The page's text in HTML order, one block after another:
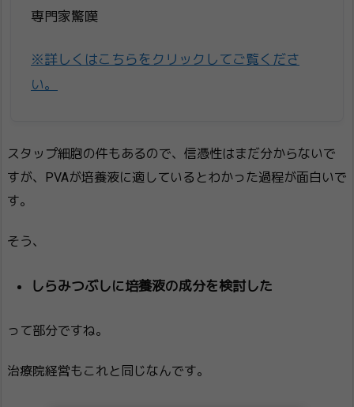
専門家驚嘆
※詳しくはこちらをクリックしてご覧くださ
い。
スタップ細胞の件もあるので、信憑性はまだ分からないで
すが、PVAが培養液に適しているとわかった過程が面白いで
す。
そう、
しらみつぶしに培養液の成分を検討した
って部分ですね。
治療院経営もこれと同じなんです。